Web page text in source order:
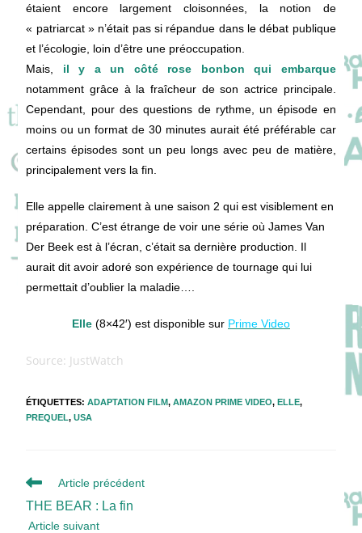
étaient encore largement cloisonnées, la notion de
« patriarcat » n’était pas si répandue dans le débat publique
et l’écologie, loin d’être une préoccupation.
Mais,
il y a un côté rose bonbon qui embarque
notamment grâce à la fraîcheur de son actrice principale.
Cependant, pour des questions de rythme, un épisode en
moins ou un format de 30 minutes aurait été préférable car
certains épisodes sont un peu longs avec peu de matière,
principalement vers la fin.
Elle appelle clairement à une saison 2 qui est visiblement en
préparation. C’est étrange de voir une série où James Van
Der Beek est à l’écran, c’était sa dernière production. Il
aurait dit avoir adoré son expérience de tournage qui lui
permettait d’oublier la maladie….
Elle (8×42′) est disponible sur Prime Video
Source: JustWatch
ÉTIQUETTES:ADAPTATION FILM, AMAZON PRIME VIDEO, ELLE,
PREQUEL, USA
Read
articles
Article précédent
THE BEAR : La fin
Article suivant